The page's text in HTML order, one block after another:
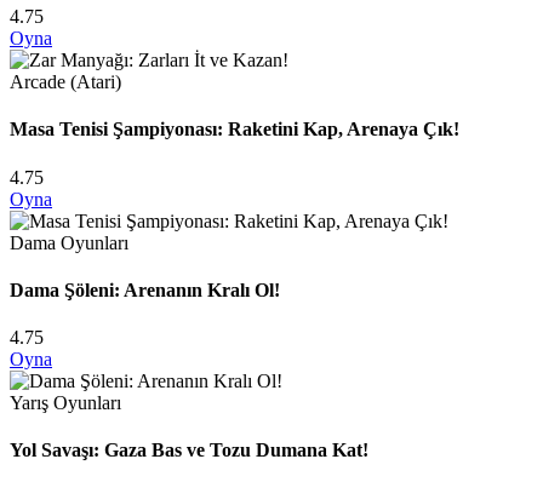
4.75
Oyna
Arcade (Atari)
Masa Tenisi Şampiyonası: Raketini Kap, Arenaya Çık!
4.75
Oyna
Dama Oyunları
Dama Şöleni: Arenanın Kralı Ol!
4.75
Oyna
Yarış Oyunları
Yol Savaşı: Gaza Bas ve Tozu Dumana Kat!